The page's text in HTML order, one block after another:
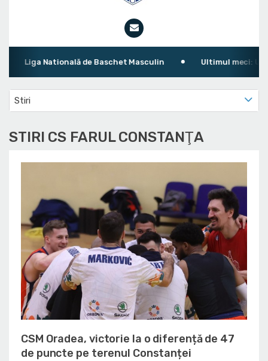
Liga Natională de Baschet Masculin Ultimul meci: U BT
Stiri
STIRI CS FARUL CONSTANŢA
CSM Oradea, victorie la o diferență de 47
de puncte pe terenul Constanței